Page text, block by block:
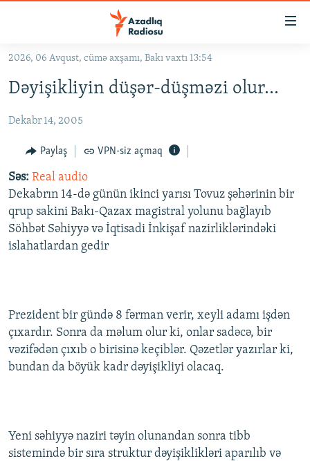
Əsas
qayıt
naviqasiyaya
Axtarışa
keç
#İZAHLA
KORRUPSIOMETR
#ƏSLINDƏ
FƏRQƏ BAX
QANUNI DOĞRU
ARAŞDIRMA
MULTIMEDIA
KARIKATURA
AZƏRBAYCAN ƏDƏBIYYATI KITABXANASI
İSLAM VƏ DEMOKRATIYA
İZ - MƏDƏNIYYƏT PROQRAMI
PEŞƏ ETIKASI VƏ JURNALISTIKA STANDARTLARIMIZ
MATERIALLARIMIZDAN ISTIFADƏ
XƏBƏR BÜLLETENLƏRIMIZ
BIZI IZLƏ
2026, 06 Avqust, cümə axşamı, Bakı vaxtı 13:54
Dəyişikliyin düşər-düşməzi olur...
Dekabr 14, 2005
Paylaş VPN-siz açmaq
Səs: Real audio
Dekabrın 14-də günün ikinci yarısı Tovuz şəhərinin bir
qrup sakini Bakı-Qazax magistral yolunu bağlayıb
Söhbət Səhiyyə və İqtisadi İnkişaf nazirliklərindəki
islahatlardan gedir
Prezident bir gündə 8 fərman verir, xeyli adamı işdən
çıxardır. Sonra da məlum olur ki, onlar sadəcə, bir
vəzifədən çıxıb o birisinə keçiblər. Qəzetlər yazırlar ki,
bundan da böyük kadr dəyişikliyi olacaq.
Yeni səhiyyə naziri təyin olunandan sonra tibb
sistemində bir sıra struktur dəyişiklikləri aparılıb və